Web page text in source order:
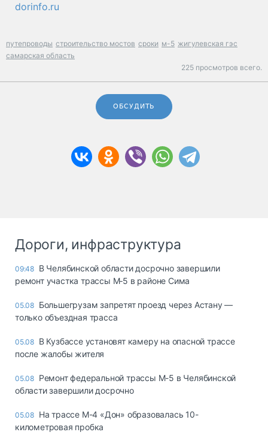
dorinfo.ru
путепроводы строительство мостов сроки м-5 жигулевская гэс
самарская область
225 просмотров всего.
ОБСУДИТЬ
Дороги, инфраструктура
09:48 В Челябинской области досрочно завершили
ремонт участка трассы М‑5 в районе Сима
05.08 Большегрузам запретят проезд через Астану —
только объездная трасса
05.08 В Кузбассе установят камеру на опасной трассе
после жалобы жителя
05.08 Ремонт федеральной трассы М-5 в Челябинской
области завершили досрочно
05.08 На трассе М-4 «Дон» образовалась 10-
километровая пробка